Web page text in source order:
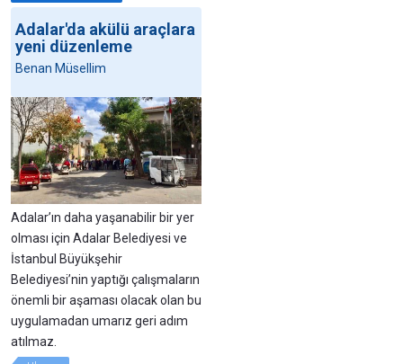
Adalar'da akülü araçlara
yeni düzenleme
Benan Müsellim
Adalar’ın daha yaşanabilir bir yer
olması için Adalar Belediyesi ve
İstanbul Büyükşehir
Belediyesi’nin yaptığı çalışmaların
önemli bir aşaması olacak olan bu
uygulamadan umarız geri adım
atılmaz.